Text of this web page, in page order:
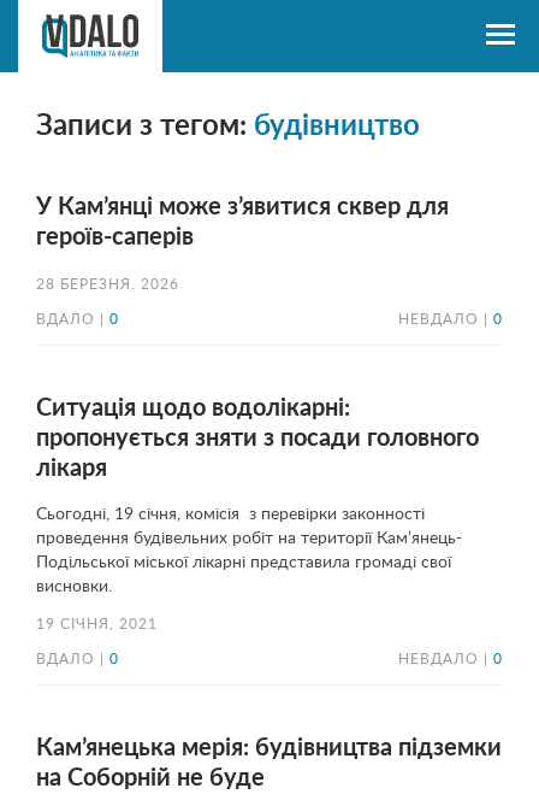
Записи з тегом: будівництво
У Кам’янці може з’явитися сквер для
героїв-саперів
28 БЕРЕЗНЯ, 2026
ВДАЛО | 0 НЕВДАЛО | 0
Ситуація щодо водолікарні:
пропонується зняти з посади головного
лікаря
Сьогодні, 19 січня, комісія з перевірки законності
проведення будівельних робіт на території Кам’янець-
Подільської міської лікарні представила громаді свої
висновки.
19 СІЧНЯ, 2021
ВДАЛО | 0 НЕВДАЛО | 0
Кам’янецька мерія: будівництва підземки
на Соборній не буде